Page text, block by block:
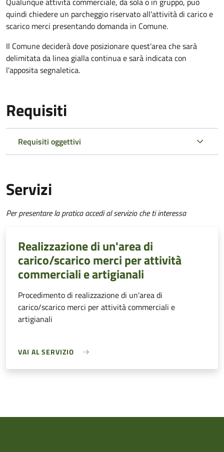
quindi chiedere un parcheggio riservato all'attività di carico e
scarico merci presentando domanda in Comune.
Il Comune deciderà dove posizionare quest'area che sarà
delimitata da linea gialla continua e sarà indicata con
l'apposita segnaletica.
Requisiti
Requisiti oggettivi
Servizi
Per presentare la pratica accedi al servizio che ti interessa
Realizzazione di un'area di
carico/scarico merci per attività
commerciali e artigianali
Procedimento di realizzazione di un'area di
carico/scarico merci per attività commerciali e
artigianali
VAI AL SERVIZIO